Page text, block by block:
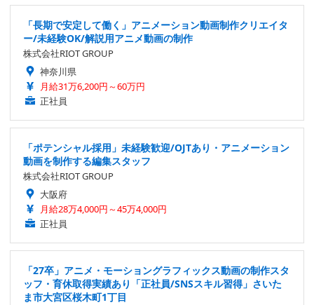
「長期で安定して働く」アニメーション動画制作クリエイタ
ー/未経験OK/解説用アニメ動画の制作
株式会社RIOT GROUP
神奈川県
月給31万6,200円～60万円
正社員
「ポテンシャル採用」未経験歓迎/OJTあり・アニメーション
動画を制作する編集スタッフ
株式会社RIOT GROUP
大阪府
月給28万4,000円～45万4,000円
正社員
「27卒」アニメ・モーショングラフィックス動画の制作スタ
ッフ・育休取得実績あり「正社員/SNSスキル習得」さいた
ま市大宮区桜木町1丁目